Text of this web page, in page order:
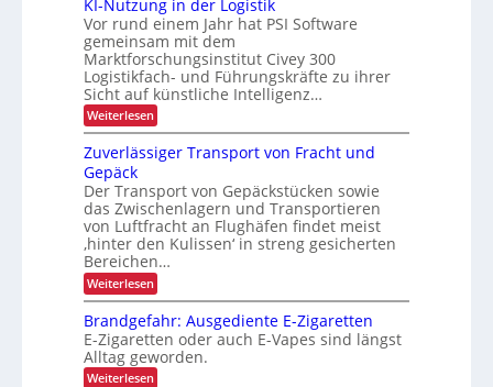
E
i
n
s
ä
t
z
k
k
a
p
a
z
i
t
t
e
n
a
n
k
A
i
m
t
e
D
I
x
i
e
r
t
e
s
P
a
l
e
t
e
n
m
a
n
a
g
e
m
e
n
t
s
b
a
u
d
e
r
U
S
A
r
ä
s
e
n
z
KI-Nutzung in der Logistik
Vor rund einem Jahr hat PSI Software
gemeinsam mit dem
Marktforschungsinstitut Civey 300
Logistikfach- und Führungskräfte zu ihrer
Sicht auf künstliche Intelligenz…
Weiterlesen:
K
I
-
u
t
z
u
n
g
i
n
d
e
r
L
o
Zuverlässiger Transport von Fracht und
Gepäck
Der Transport von Gepäckstücken sowie
das Zwischenlagern und Transportieren
von Luftfracht an Flughäfen findet meist
‚hinter den Kulissen‘ in streng gesicherten
Bereichen…
Weiterlesen:
Z
v
e
r
l
Brandgefahr: Ausgediente E-Zigaretten
E-Zigaretten oder auch E-Vapes sind längst
Alltag geworden.
Weiterlesen: